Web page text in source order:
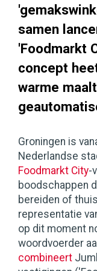
samen
'Foodmarkt
concept
warme
Groningen is
Nederlandse
Foodmarkt City-
boodschappen
bereiden of
representatie
op dit moment
woordvoerder
combineert